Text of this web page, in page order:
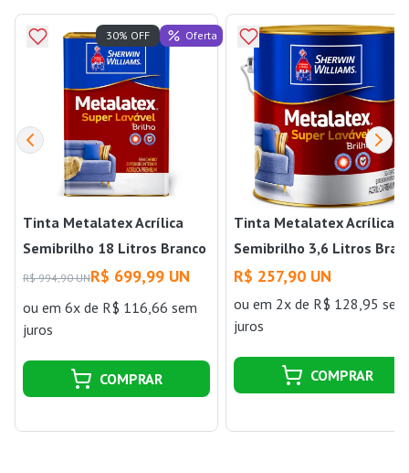
Tinta Metalatex Acrílica
Semibrilho 18 Litros Branco
Gelo Sherwin Williams
R$ 994,90 UNR$ 699,99 UN
ou em 6x de R$ 116,66 sem
juros
30% OFF Oferta
COMPRAR
Tinta Metalatex Acrílica
Semibrilho 3,6 Litros
Gelo Sherwin Williams
R$ 257,90 UN
ouem 2x de R$ 128,95 sem
juros
COMPRAR